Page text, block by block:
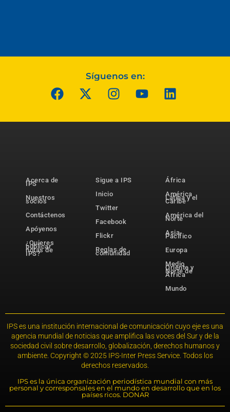
Síguenos en:
Acerca de
IPS
Nuestros
socios
Contáctenos
Apóyenos
¿Quieres
publicar
notas de
IPS?
Sigue a IPS
Inicio
Twitter
Facebook
Flickr
Reglas de
comunidad
África
América
Latina y el
Caribe
América del
Norte
Asia-
Pacífico
Europa
Medio
Oriente y
Norte de
África
Mundo
IPS es una institución internacional de comunicación cuyo eje es una
agencia mundial de noticias que amplifica las voces del Sur y de la
sociedad civil sobre desarrollo, globalización, derechos humanos y
ambiente. Copyright © 2025 IPS-Inter Press Service. Todos los
derechos reservados.
IPS es la única organización periodística mundial con más
personal y corresponsales en el mundo en desarrollo que en los
países ricos. DONAR